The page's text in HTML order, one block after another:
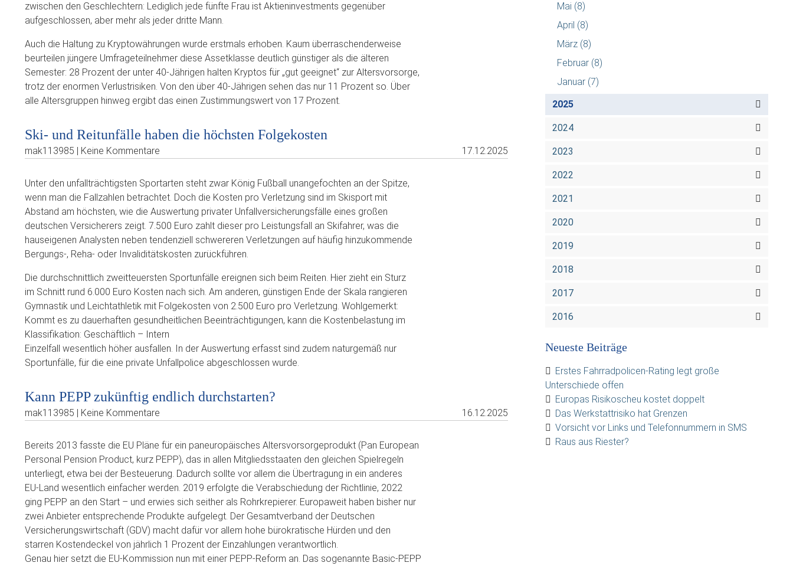
zwischen den Geschlechtern: Lediglich jede fünfte Frau ist Aktieninvestments gegenüber
aufgeschlossen, aber mehr als jeder dritte Mann.
Auch die Haltung zu Kryptowährungen wurde erstmals erhoben. Kaum überraschenderweise
beurteilen jüngere Umfrageteilnehmer diese Assetklasse deutlich günstiger als die älteren
Semester: 28 Prozent der unter 40-Jährigen halten Kryptos für „gut geeignet“ zur Altersvorsorge,
trotz der enormen Verlustrisiken. Von den über 40-Jährigen sehen das nur 11 Prozent so. Über
alle Altersgruppen hinweg ergibt das einen Zustimmungswert von 17 Prozent.
Ski- und Reitunfälle haben die höchsten Folgekosten
mak113985 | Keine Kommentare 17.12.2025
Unter den unfallträchtigsten Sportarten steht zwar König Fußball unangefochten an der Spitze,
wenn man die Fallzahlen betrachtet. Doch die Kosten pro Verletzung sind im Skisport mit
Abstand am höchsten, wie die Auswertung privater Unfallversicherungsfälle eines großen
deutschen Versicherers zeigt. 7.500 Euro zahlt dieser pro Leistungsfall an Skifahrer, was die
hauseigenen Analysten neben tendenziell schwereren Verletzungen auf häufig hinzukommende
Bergungs-, Reha- oder Invaliditätskosten zurückführen.
Die durchschnittlich zweitteuersten Sportunfälle ereignen sich beim Reiten. Hier zieht ein Sturz
im Schnitt rund 6.000 Euro Kosten nach sich. Am anderen, günstigen Ende der Skala rangieren
Gymnastik und Leichtathletik mit Folgekosten von 2.500 Euro pro Verletzung. Wohlgemerkt:
Kommt es zu dauerhaften gesundheitlichen Beeinträchtigungen, kann die Kostenbelastung im
Klassifikation: Geschäftlich – Intern
Einzelfall wesentlich höher ausfallen. In der Auswertung erfasst sind zudem naturgemäß nur
Sportunfälle, für die eine private Unfallpolice abgeschlossen wurde.
Kann PEPP zukünftig endlich durchstarten?
mak113985 | Keine Kommentare 16.12.2025
Bereits 2013 fasste die EU Pläne für ein paneuropäisches Altersvorsorgeprodukt (Pan European
Personal Pension Product, kurz PEPP), das in allen Mitgliedsstaaten den gleichen Spielregeln
unterliegt, etwa bei der Besteuerung. Dadurch sollte vor allem die Übertragung in ein anderes
EU-Land wesentlich einfacher werden. 2019 erfolgte die Verabschiedung der Richtlinie, 2022
ging PEPP an den Start – und erwies sich seither als Rohrkrepierer. Europaweit haben bisher nur
zwei Anbieter entsprechende Produkte aufgelegt. Der Gesamtverband der Deutschen
Versicherungswirtschaft (GDV) macht dafür vor allem hohe bürokratische Hürden und den
starren Kostendeckel von jährlich 1 Prozent der Einzahlungen verantwortlich.
Genau hier setzt die EU-Kommission nun mit einer PEPP-Reform an. Das sogenannte Basic-PEPP
Mai (8)
April (8)
März (8)
Februar (8)
Januar (7)
2025
2024
2023
2022
2021
2020
2019
2018
2017
2016
Neueste Beiträge
Erstes Fahrradpolicen-Rating legt große
Unterschiede offen
Europas Risikoscheu kostet doppelt
Das Werkstattrisiko hat Grenzen
Vorsicht vor Links und Telefonnummern in SMS
Raus aus Riester?